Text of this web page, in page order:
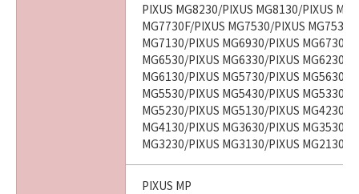
PIXUS MG8230/PIXUS MG8130/PIXUS
MG7730F/PIXUS MG7530/PIXUS
MG7130/PIXUS MG6930/PIXUS MG6730/
MG6530/PIXUS MG6330/PIXUS MG6230/
MG6130/PIXUS MG5730/PIXUS MG5630/
MG5530/PIXUS MG5430/PIXUS MG5330/
MG5230/PIXUS MG5130/PIXUS MG4230/
MG4130/PIXUS MG3630/PIXUS MG3530/
MG3230/PIXUS MG3130/PIXUS MG2130
PIXUS MP